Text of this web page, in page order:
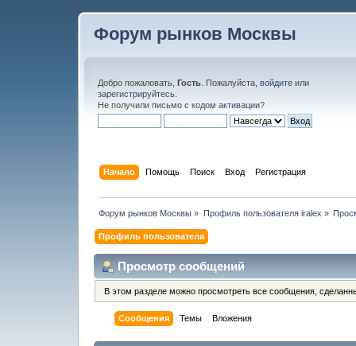
Форум рынков Москвы
Добро пожаловать, Гость . Пожалуйста, войдите или
зарегистрируйтесь
Не получили письмо с кодом активации?
Начало Помощь Поиск Вход Регистрация
Форум рынков Москвы » Профиль пользователя iralex »
Профиль пользователя
Просмотр сообщений
В этом разделе можно просмотреть все сообщения,
Сообщения Темы Вложения